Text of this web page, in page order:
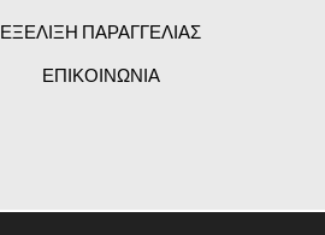
ΕΞΕΛΙΞΗ ΠΑΡΑΓΓΕΛΙΑΣ
ΕΠΙΚΟΙΝΩΝΙΑ